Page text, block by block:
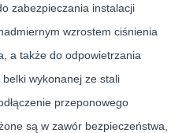
zabezpieczania instalacji
wzrostem ciśnienia
a także do odpowietrzania
wykonanej ze stali
przeponowego
są w zawór bezpieczeństwa,